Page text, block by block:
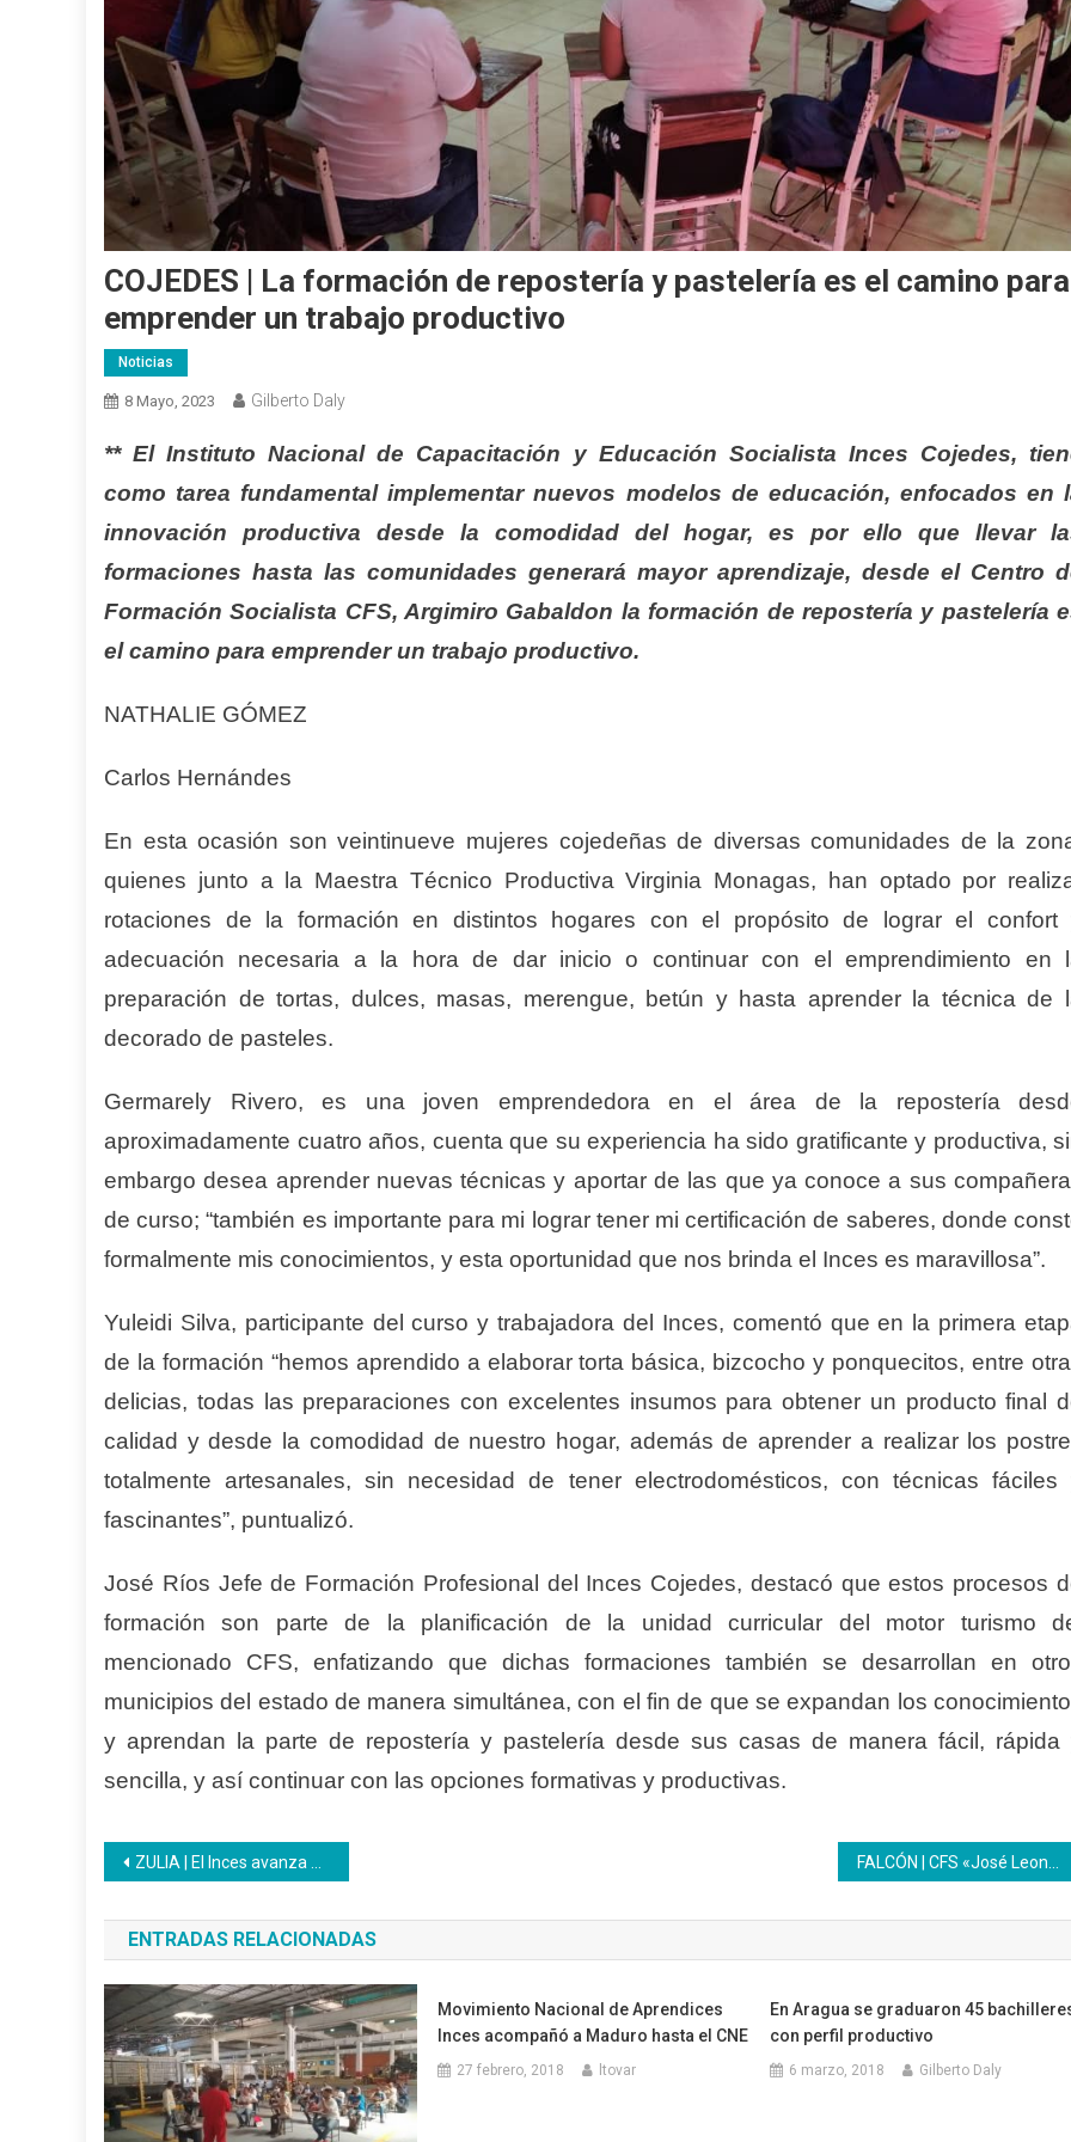
COJEDES | La formación de repostería y pastelería es el camino para
emprender un trabajo productivo
Noticias
8 Mayo, 2023 Gilberto Daly
** El Instituto Nacional de Capacitación y Educación Socialista Inces Cojedes,
como tarea fundamental implementar nuevos modelos de educación, enfocados en
innovación productiva desde la comodidad del hogar, es por ello que llevar
formaciones hasta las comunidades generará mayor aprendizaje, desde el Centro
Formación Socialista CFS, Argimiro Gabaldon la formación de repostería y pastelería
el camino para emprender un trabajo productivo.
NATHALIE GÓMEZ
Carlos Hernándes
En esta ocasión son veintinueve mujeres cojedeñas de diversas comunidades de la
quienes junto a la Maestra Técnico Productiva Virginia Monagas, han optado por
rotaciones de la formación en distintos hogares con el propósito de lograr el confort
adecuación necesaria a la hora de dar inicio o continuar con el emprendimiento en
preparación de tortas, dulces, masas, merengue, betún y hasta aprender la técnica de
decorado de pasteles.
Germarely Rivero, es una joven emprendedora en el área de la repostería
aproximadamente cuatro años, cuenta que su experiencia ha sido gratificante y productiva,
embargo desea aprender nuevas técnicas y aportar de las que ya conoce a sus
de curso; “también es importante para mi lograr tener mi certificación de saberes, donde
formalmente mis conocimientos, y esta oportunidad que nos brinda el Inces es maravillosa”.
Yuleidi Silva, participante del curso y trabajadora del Inces, comentó que en la primera
de la formación “hemos aprendido a elaborar torta básica, bizcocho y ponquecitos, entre
delicias, todas las preparaciones con excelentes insumos para obtener un producto final
calidad y desde la comodidad de nuestro hogar, además de aprender a realizar los
totalmente artesanales, sin necesidad de tener electrodomésticos, con técnicas fáciles
fascinantes”, puntualizó.
José Ríos Jefe de Formación Profesional del Inces Cojedes, destacó que estos procesos
formación son parte de la planificación de la unidad curricular del motor turismo
mencionado CFS, enfatizando que dichas formaciones también se desarrollan en
municipios del estado de manera simultánea, con el fin de que se expandan los
y aprendan la parte de repostería y pastelería desde sus casas de manera fácil, rápida
sencilla, y así continuar con las opciones formativas y productivas.
Navegación
de
entradas
ZULIA | El Inces avanza con el PFAP Asistente Administrativo en el territorio
ENTRADAS RELACIONADAS
Movimiento Nacional de Aprendices
Inces acompañó a Maduro hasta el CNE
27 febrero, 2018 ltovar
En Aragua se graduaron 45
con perfil productivo
6 marzo, 2018 Gilberto Daly